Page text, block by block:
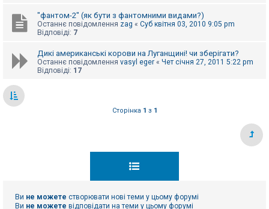
"фантом-2" (як бути з фантомними видами?)
Останнє повідомлення zag « Суб квітня 03, 2010 9:05 pm
Відповіді: 7
Дикі американські корови на Луганщині! чи зберігати?
Останнє повідомлення vasyl eger « Чет січня 27, 2011 5:22 pm
Відповіді: 17
Сторінка 1 з 1
Ви не можете створювати нові теми у цьому форумі
Ви не можете відповідати на теми у цьому форумі